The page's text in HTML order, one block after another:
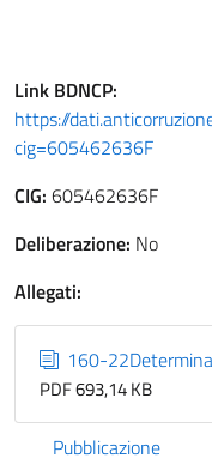
Link BDNCP:
https://
cig=605462636F
CIG: 605462636F
Deliberazione: No
Allegati:
160-
PDF 693,14 KB
Pubblicazione